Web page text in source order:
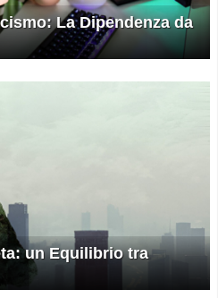
La Dipendenza da
un Equilibrio tra